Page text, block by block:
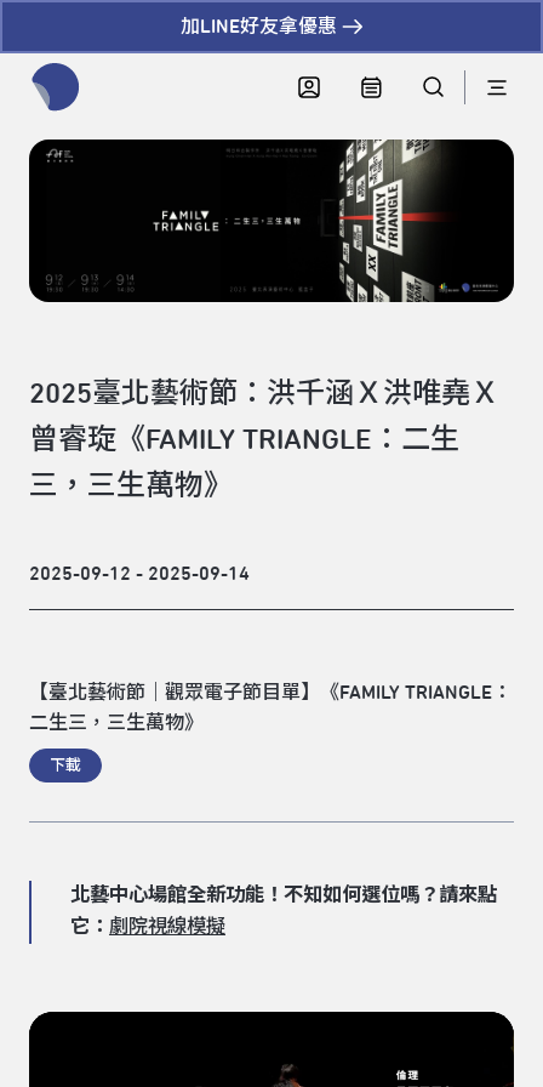
加LINE好友拿優惠
2025臺北藝術節：洪千涵Ｘ洪唯堯Ｘ
曾睿琁《FAMILY TRIANGLE：二生
三，三生萬物》
2025-09-12 - 2025-09-14
【臺北藝術節｜觀眾電子節目單】《FAMILY TRIANGLE：
二生三，三生萬物》
下載
北藝中心場館全新功能！不知如何選位嗎？請來點
它： 劇院視線模擬